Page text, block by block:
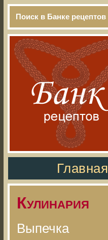
Поиск в Банке рецептов
Главная
Кулинария
Выпечка